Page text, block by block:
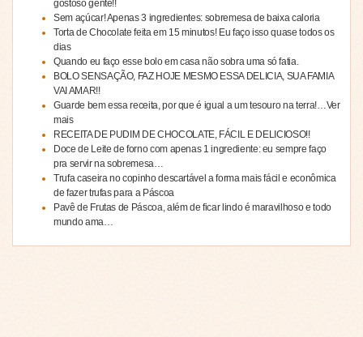
gostoso gente!!
Sem açúcar! Apenas 3 ingredientes: sobremesa de baixa caloria
Torta de Chocolate feita em 15 minutos! Eu faço isso quase todos os
dias
Quando eu faço esse bolo em casa não sobra uma só fatia.
BOLO SENSAÇÃO, FAZ HOJE MESMO ESSA DELICIA, SUA FAMIA
VAI AMAR!!
Guarde bem essa receita, por que é igual a um tesouro na terra!…Ver
mais
RECEITA DE PUDIM DE CHOCOLATE, FÁCIL E DELICIOSO!!
Doce de Leite de forno com apenas 1 ingrediente: eu sempre faço
pra servir na sobremesa…
Trufa caseira no copinho descartável a forma mais fácil e econômica
de fazer trufas para a Páscoa
Pavê de Frutas de Páscoa, além de ficar lindo é maravilhoso e todo
mundo ama…